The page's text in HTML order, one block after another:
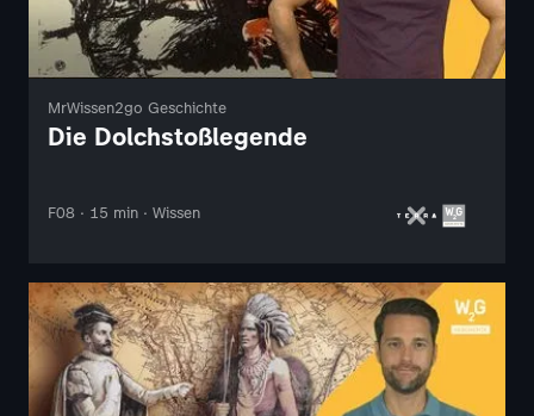
MrWissen2go Geschichte
Die Dolchstoßlegende
F08 · 15 min · Wissen